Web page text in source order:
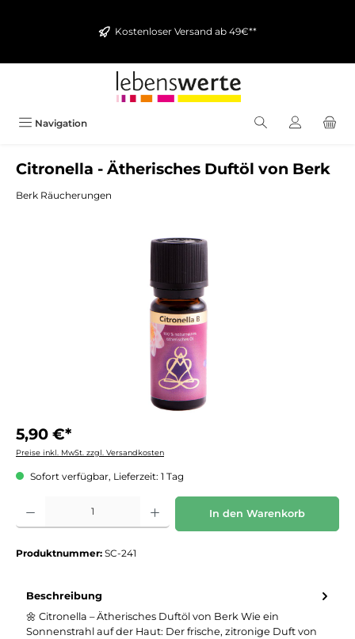
Kostenloser Versand ab 49€**
Navigation
Citronella - Ätherisches Duftöl von Berk
Berk Räucherungen
5,90 €*
Preise inkl. MwSt. zzgl. Versandkosten
Sofort verfügbar, Lieferzeit: 1 Tag
Produkt Anzahl: Gib den gewünschten Wert ein oder benutze die Schaltflächen um
In den Warenkorb
Produktnummer: SC-241
Beschreibung
🌼 Citronella – Ätherisches Duftöl von Berk Wie ein
Sonnenstrahl auf der Haut: Der frische, zitronige Duft von